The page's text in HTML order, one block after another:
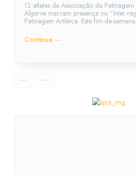
12 atletas da Associação de
Algarve marcam presença no "Inter-
Patinagem Artística. Este
Continue ―